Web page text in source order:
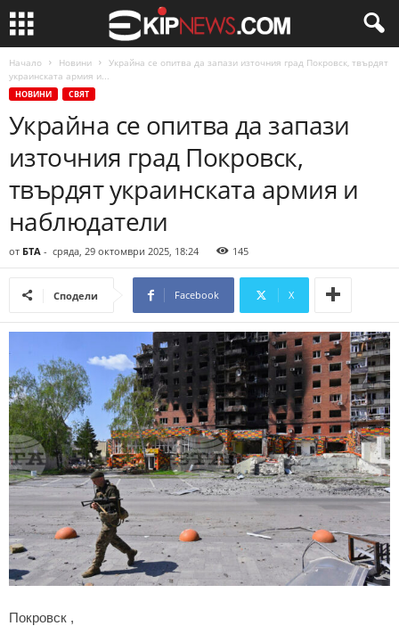
Начало Новини
Украйна се опитва да запази източния град Покровск, твърдят
украинската армия и...
НОВИНИ СВЯТ
Украйна се опитва да запази
източния град Покровск,
твърдят украинската армия и
наблюдатели
от БТА - сряда, 29 октомври 2025, 18:24 145
Сподели Facebook X
Покровск ,